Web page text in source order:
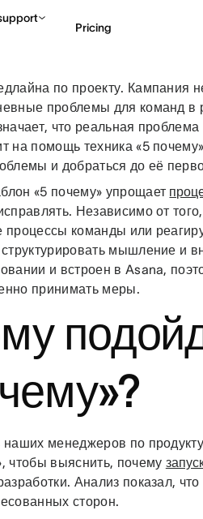
Pricing
по проекту. Кампания
проблемы для команд в
что реальная
на помощь техника «5
и добраться до её
«5 почему» упрощает
Независимо от
процессы команды или
структурировать мышление и
и встроен в Asana,
принимать меры.
менеджеров по
чтобы выяснить, почему
Анализ показал,
сторон.